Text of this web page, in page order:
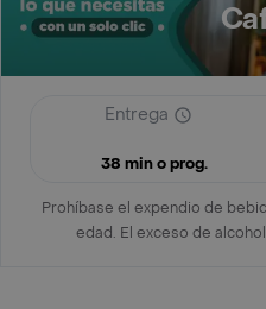
Entrega
38 min o prog.
Prohíbase el expendio de
edad. El exceso de